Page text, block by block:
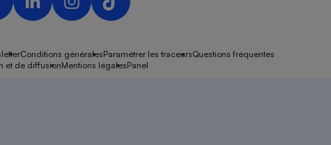
Conditions généralesParamétrer les traceursQuestions fréquentes
et de diffusionMentions légalesPanel